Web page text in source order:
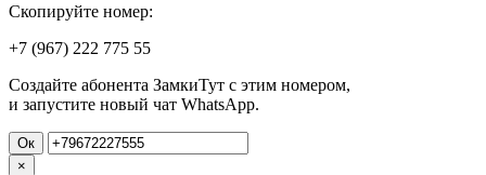
Скопируйте номер:
+7 (967) 222 775 55
Создайте абонента ЗамкиТут с этим номером,
и запустите новый чат WhatsApp.
Ок
×